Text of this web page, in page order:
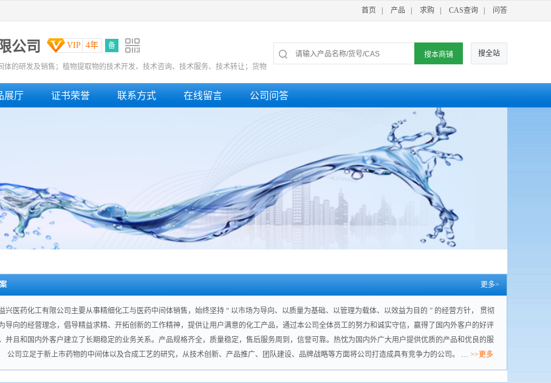
首页 产品 求购 CAS查询 问答
公司 VIP 4年 备
的研发及销售；植物提取物的技术开发、技术咨询、技术服务、技术转让；货物
搜全站
展厅 证书荣誉 联系方式 在线留言 公司问答
更多>
兴医药化工有限公司主要从事精细化工与医药中间体销售，始终坚持 “ 以市场为导向、以质量为基础、以管理为载体、以效益为目的 ” 的经营方针， 贯彻
导向的经营理念，倡导精益求精、开拓创新的工作精神，提供让用户满意的化工产品，通过本公司全体员工的努力和诚实守信，赢得了国内外客户的好评
并且和国内外客户建立了长期稳定的业务关系。产品规格齐全，质量稳定，售后服务周到，信誉可靠。热忱为国内外广大用户提供优质的产品和优良的服
立足于新上市药物的中间体以及合成工艺的研究，从技术创新、产品推广、团队建设、品牌战略等方面将公司打造成具有竞争力的公司。 … >>更多